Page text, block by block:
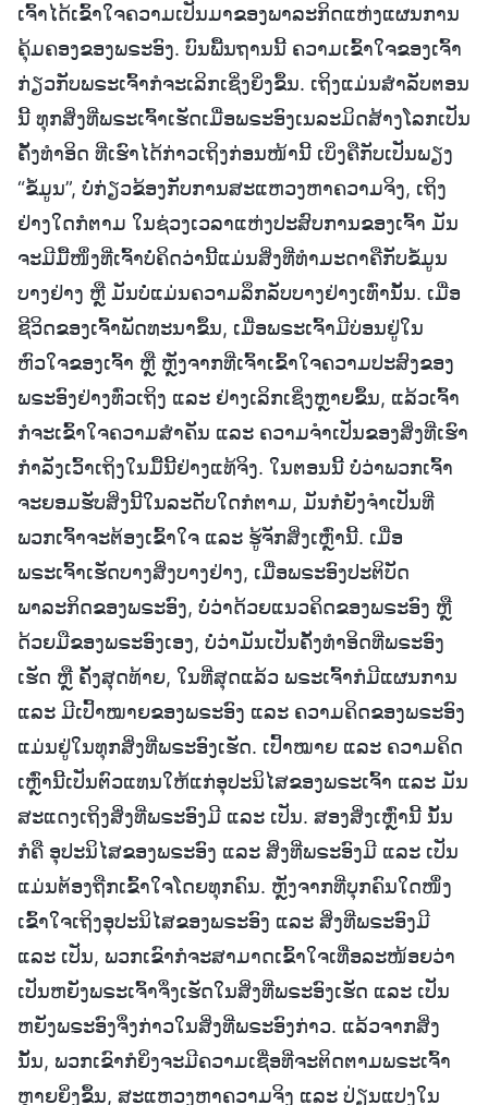
ເຈົ້າໄດ້ເຂົ້າໃຈຄວາມເປັນມາຂອງພາລະກິດແຫ່ງແຜນການ
ຄຸ້ມຄອງຂອງພຣະອົງ. ບົນພື້ນຖານນີ້ ຄວາມເຂົ້າໃຈຂອງເຈົ້າ
ກ່ຽວກັບພຣະເຈົ້າກໍຈະເລິກເຊິ່ງຍິ່ງຂຶ້ນ. ເຖິງແມ່ນສຳລັບຕອນ
ນີ້ ທຸກສິ່ງທີ່ພຣະເຈົ້າເຮັດເມື່ອພຣະອົງເນລະມິດສ້າງໂລກເປັນ
ຄັ້ງທຳອິດ ທີ່ເຮົາໄດ້ກ່າວເຖິງກ່ອນໜ້ານີ້ ເບິ່ງຄືກັບເປັນພຽງ
“ຂໍ້ມູນ”, ບໍ່ກ່ຽວຂ້ອງກັບການສະແຫວງຫາຄວາມຈິງ, ເຖິງ
ຢ່າງໃດກໍຕາມ ໃນຊ່ວງເວລາແຫ່ງປະສົບການຂອງເຈົ້າ ມັນ
ຈະມີມື້ໜຶ່ງທີ່ເຈົ້າບໍ່ຄິດວ່ານີ້ແມ່ນສິ່ງທີ່ທຳມະດາຄືກັບຂໍ້ມູນ
ບາງຢ່າງ ຫຼື ມັນບໍ່ແມ່ນຄວາມລຶກລັບບາງຢ່າງເທົ່ານັ້ນ. ເມື່ອ
ຊີວິດຂອງເຈົ້າພັດທະນາຂຶ້ນ, ເມື່ອພຣະເຈົ້າມີບ່ອນຢູ່ໃນ
ຫົວໃຈຂອງເຈົ້າ ຫຼື ຫຼັງຈາກທີ່ເຈົ້າເຂົ້າໃຈຄວາມປະສົງຂອງ
ພຣະອົງຢ່າງທົ່ວເຖິງ ແລະ ຢ່າງເລິກເຊິ່ງຫຼາຍຂຶ້ນ, ແລ້ວເຈົ້າ
ກໍຈະເຂົ້າໃຈຄວາມສຳຄັນ ແລະ ຄວາມຈຳເປັນຂອງສິ່ງທີ່ເຮົາ
ກຳລັງເວົ້າເຖິງໃນມື້ນີ້ຢ່າງແທ້ຈິງ. ໃນຕອນນີ້ ບໍ່ວ່າພວກເຈົ້າ
ຈະຍອມຮັບສິ່ງນີ້ໃນລະດັບໃດກໍຕາມ, ມັນກໍຍັງຈຳເປັນທີ່
ພວກເຈົ້າຈະຕ້ອງເຂົ້າໃຈ ແລະ ຮູ້ຈັກສິ່ງເຫຼົ່ານີ້. ເມື່ອ
ພຣະເຈົ້າເຮັດບາງສິ່ງບາງຢ່າງ, ເມື່ອພຣະອົງປະຕິບັດ
ພາລະກິດຂອງພຣະອົງ, ບໍ່ວ່າດ້ວຍແນວຄິດຂອງພຣະອົງ ຫຼື
ດ້ວຍມືຂອງພຣະອົງເອງ, ບໍ່ວ່າມັນເປັນຄັ້ງທຳອິດທີ່ພຣະອົງ
ເຮັດ ຫຼື ຄັ້ງສຸດທ້າຍ, ໃນທີ່ສຸດແລ້ວ ພຣະເຈົ້າກໍມີແຜນການ
ແລະ ມີເປົ້າໝາຍຂອງພຣະອົງ ແລະ ຄວາມຄິດຂອງພຣະອົງ
ແມ່ນຢູ່ໃນທຸກສິ່ງທີ່ພຣະອົງເຮັດ. ເປົ້າໝາຍ ແລະ ຄວາມຄິດ
ເຫຼົ່ານີ້ເປັນຕົວແທນໃຫ້ແກ່ອຸປະນິໄສຂອງພຣະເຈົ້າ ແລະ ມັນ
ສະແດງເຖິງສິ່ງທີ່ພຣະອົງມີ ແລະ ເປັນ. ສອງສິ່ງເຫຼົ່ານີ້ ນັ້ນ
ກໍຄື ອຸປະນິໄສຂອງພຣະອົງ ແລະ ສິ່ງທີ່ພຣະອົງມີ ແລະ ເປັນ
ແມ່ນຕ້ອງຖືກເຂົ້າໃຈໂດຍທຸກຄົນ. ຫຼັງຈາກທີ່ບຸກຄົນໃດໜຶ່ງ
ເຂົ້າໃຈເຖິງອຸປະນິໄສຂອງພຣະອົງ ແລະ ສິ່ງທີ່ພຣະອົງມີ
ແລະ ເປັນ, ພວກເຂົາກໍຈະສາມາດເຂົ້າໃຈເທື່ອລະໜ້ອຍວ່າ
ເປັນຫຍັງພຣະເຈົ້າຈຶ່ງເຮັດໃນສິ່ງທີ່ພຣະອົງເຮັດ ແລະ ເປັນ
ຫຍັງພຣະອົງຈຶ່ງກ່າວໃນສິ່ງທີ່ພຣະອົງກ່າວ. ແລ້ວຈາກສິ່ງ
ນັ້ນ, ພວກເຂົາກໍຍິ່ງຈະມີຄວາມເຊື່ອທີ່ຈະຕິດຕາມພຣະເຈົ້າ
ຫຼາຍຍິ່ງຂຶ້ນ, ສະແຫວງຫາຄວາມຈິງ ແລະ ປ່ຽນແປງໃນ